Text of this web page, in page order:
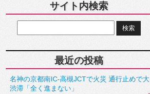
サイト内検索
最近の投稿
名神の京都南IC-高槻JCTで火災 通行止めで大
渋滞「全く進まない」